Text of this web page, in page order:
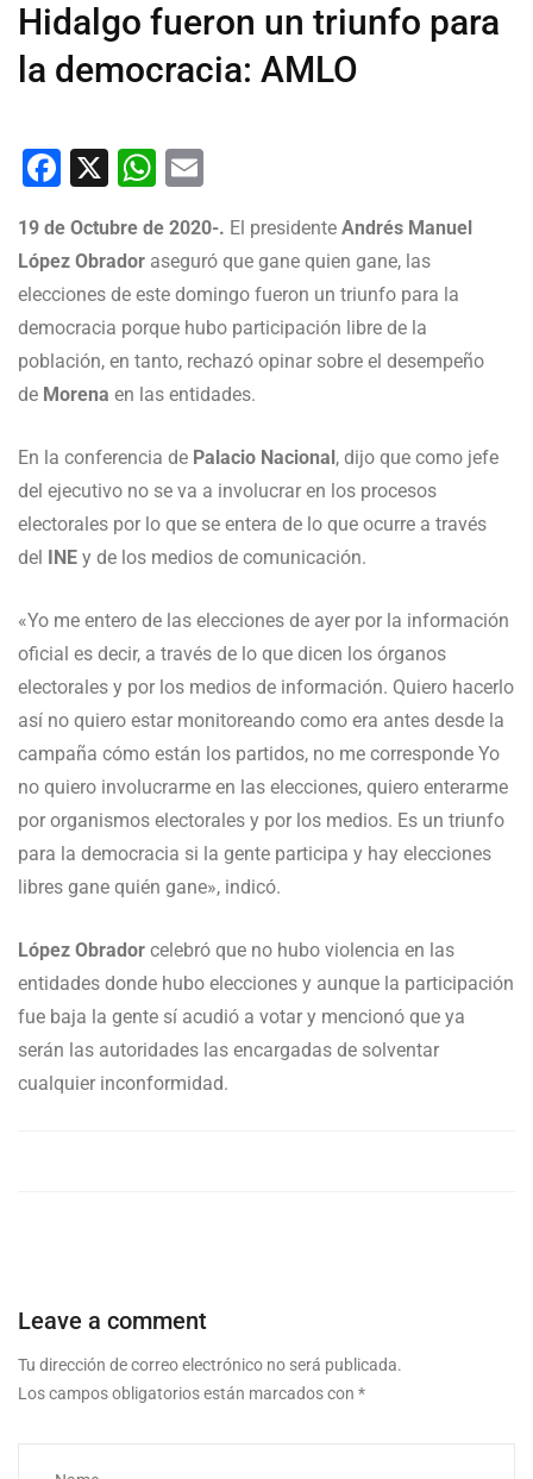
Hidalgo fueron un triunfo para
la democracia: AMLO
Facebook
X WhatsApp
19 de Octubre de 2020-. El presidente Andrés Manuel
López Obrador aseguró que gane quien gane, las
elecciones de este domingo fueron un triunfo para la
democracia porque hubo participación libre de la
población, en tanto, rechazó opinar sobre el desempeño
de Morena en las entidades.
En la conferencia de Palacio Nacional, dijo que como jefe
del ejecutivo no se va a involucrar en los procesos
electorales por lo que se entera de lo que ocurre a través
del INE y de los medios de comunicación.
«Yo me entero de las elecciones de ayer por la información
oficial es decir, a través de lo que dicen los órganos
electorales y por los medios de información. Quiero hacerlo
así no quiero estar monitoreando como era antes desde la
campaña cómo están los partidos, no me corresponde Yo
no quiero involucrarme en las elecciones, quiero enterarme
por organismos electorales y por los medios. Es un triunfo
para la democracia si la gente participa y hay elecciones
libres gane quién gane», indicó.
López Obrador celebró que no hubo violencia en las
entidades donde hubo elecciones y aunque la participación
fue baja la gente sí acudió a votar y mencionó que ya
serán las autoridades las encargadas de solventar
cualquier inconformidad.
Leave a comment
Tu dirección de correo electrónico no será publicada.
Los campos obligatorios están marcados con *